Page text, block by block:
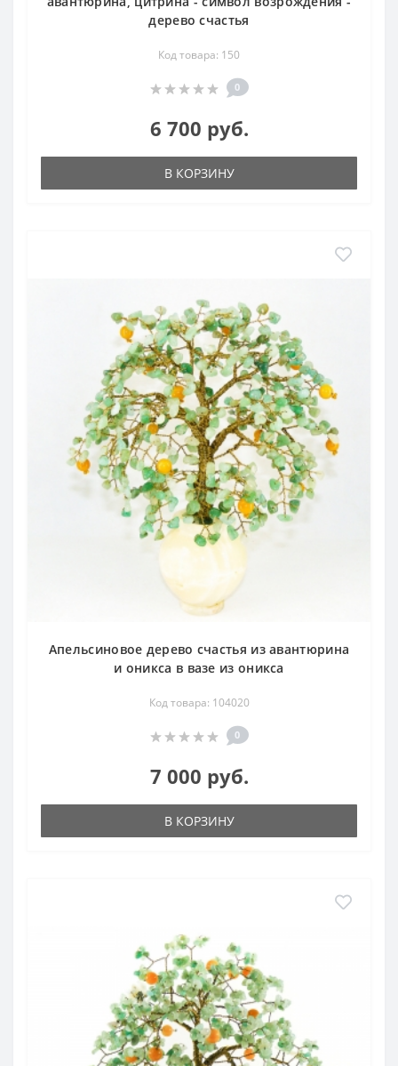
дерево счастья
Код товара: 150
0
6 700 руб.
В КОРЗИНУ
Апельсиновое дерево счастья из авантюрина
и оникса в вазе из оникса
Код товара: 104020
0
7 000 руб.
В КОРЗИНУ